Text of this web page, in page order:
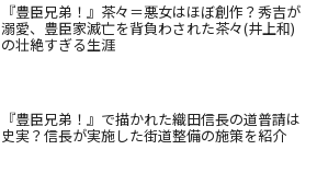
『豊臣兄弟！』茶々＝悪女はほぼ創作？秀吉が
溺愛、豊臣家滅亡を背負わされた茶々(井上和)
の壮絶すぎる生涯
『豊臣兄弟！』で描かれた織田信長の道普請は
史実？信長が実施した街道整備の施策を紹介